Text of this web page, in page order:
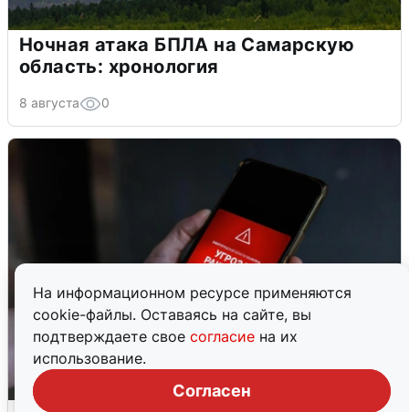
На информационном ресурсе применяются
cookie-файлы. Оставаясь на сайте, вы
подтверждаете свое согласие на их
использование.
Согласен
Ночная атака БПЛА на Самарскую
область: хронология
8 августа 0